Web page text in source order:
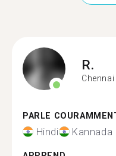
R.
Chennai
PARLE
Hindi Kannada